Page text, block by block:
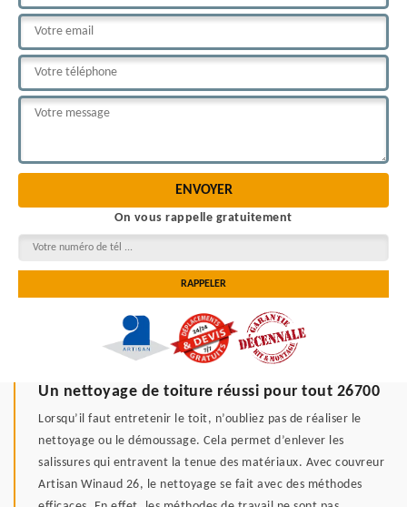
On vous rappelle gratuitement
Un nettoyage de toiture réussi pour tout 26700
Lorsqu’il faut entretenir le toit, n’oubliez pas de réaliser le
nettoyage ou le démoussage. Cela permet d’enlever les
salissures qui entravent la tenue des matériaux. Avec couvreur
Artisan Winaud 26, le nettoyage se fait avec des méthodes